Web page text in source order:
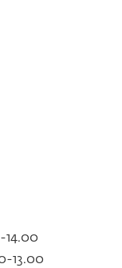
14.00
13.00